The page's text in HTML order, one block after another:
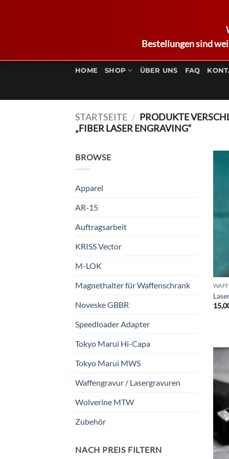
Bestellungen sind
Inhalt
HOME SHOP ÜBER UNS FAQ
STARTSEITE / PRODUKTE
„FIBER LASER ENGRAVING“
BROWSE
Apparel
AR-15
Auftragsarbeit
KRISS Vector
M-LOK
Magnethalter für Waffenschrank
Noveske GBBR
Speedloader Adapter
Tokyo Marui Hi-Capa
Tokyo Marui MWS
Waffengravur / Lasergravuren
Wolverine MTW
Zubehör
NACH PREIS FILTERN